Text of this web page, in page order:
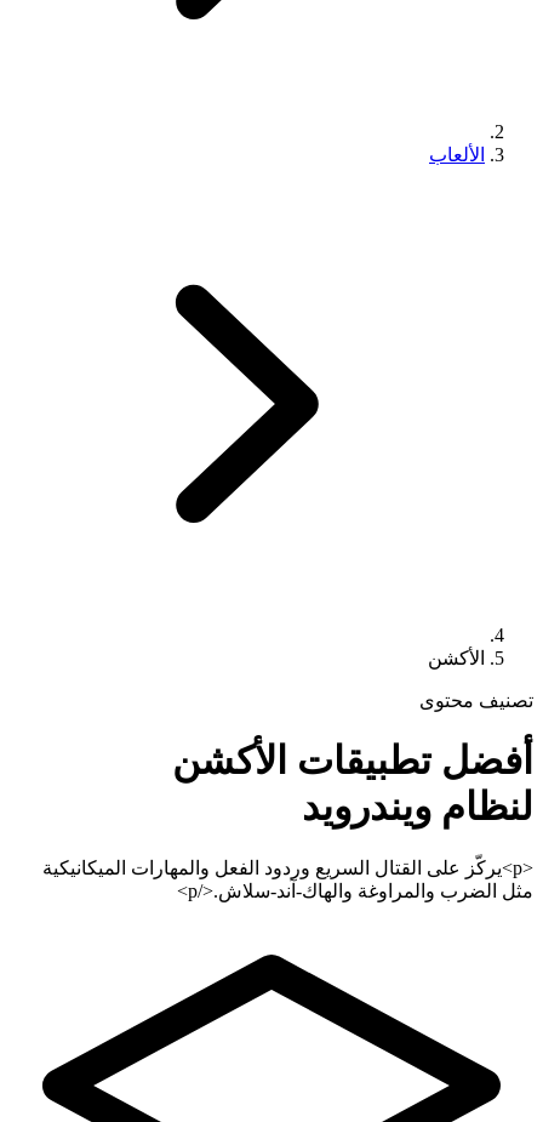
الألعاب
الأكشن
تصنيف محتوى
أفضل تطبيقات الأكشن
لنظام ويندرويد
<p>يركّز على القتال السريع وردود الفعل والمهارات الميكانيكية
مثل الضرب والمراوغة والهاك-آند-سلاش.</p>